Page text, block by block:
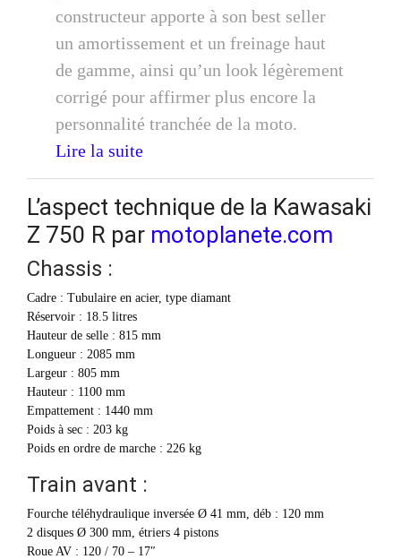
constructeur apporte à son best seller
un amortissement et un freinage haut
de gamme, ainsi qu’un look légèrement
corrigé pour affirmer plus encore la
personnalité tranchée de la moto.
Lire la suite
L’aspect technique de la Kawasaki
Z 750 R par motoplanete.com
Chassis :
Cadre : Tubulaire en acier, type diamant
Réservoir : 18.5 litres
Hauteur de selle : 815 mm
Longueur : 2085 mm
Largeur : 805 mm
Hauteur : 1100 mm
Empattement : 1440 mm
Poids à sec : 203 kg
Poids en ordre de marche : 226 kg
Train avant :
Fourche téléhydraulique inversée Ø 41 mm, déb : 120 mm
2 disques Ø 300 mm, étriers 4 pistons
Roue AV : 120 / 70 – 17″